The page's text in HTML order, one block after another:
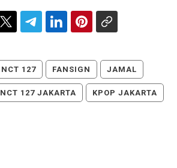
NCT 127 FANSIGN JAMAL
NCT 127 JAKARTA KPOP JAKARTA